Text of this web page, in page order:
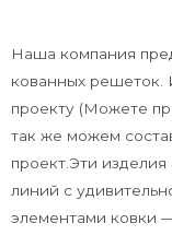
Наша компания
кованных решеток.
проекту (Можете
так же можем
проект.Эти
линий с
элементами ковки